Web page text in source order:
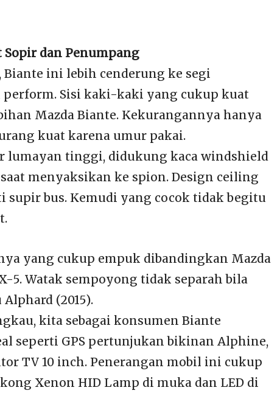
Sopir dan Penumpang
Biante ini lebih cenderung ke segi
Sisi kaki-kaki yang cukup kuat
Mazda Biante. Kekurangannya hanya
kuat karena umur pakai.
lumayan tinggi, didukung kaca windshield
menyaksikan ke spion. Design ceiling
bus. Kemudi yang cocok tidak begitu
yang cukup empuk dibandingkan Mazda
5. Watak sempoyong tidak separah bila
(2015).
kita sebagai konsumen Biante
seperti GPS pertunjukan bikinan Alphine,
TV 10 inch. Penerangan mobil ini cukup
Xenon HID Lamp di muka dan LED di